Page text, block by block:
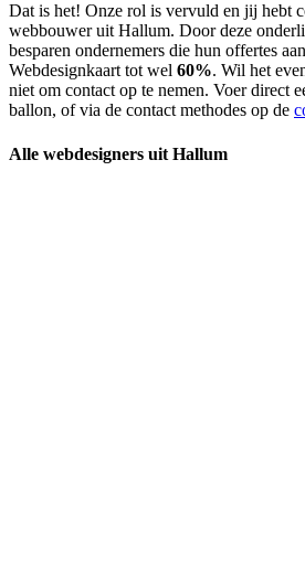
Dat is het! Onze rol is vervuld en jij hebt
webbouwer uit Hallum. Door deze
besparen ondernemers die hun offertes
Webdesignkaart tot wel 60%. Wil het
niet om contact op te nemen. Voer direct
ballon, of via de contact methodes op de
Alle webdesigners uit Hallum